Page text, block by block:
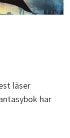
läser
har